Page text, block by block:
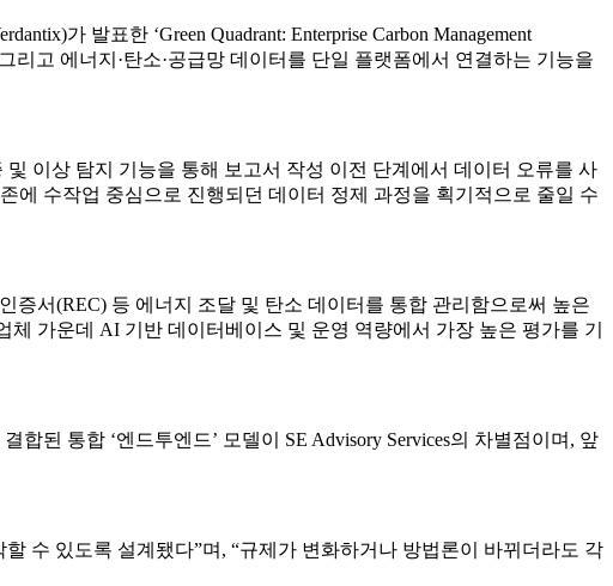
가 발표한 ‘Green Quadrant: Enterprise Carbon Management
리고 에너지·탄소·공급망 데이터를 단일 플랫폼에서 연결하는 기능을
이상 탐지 기능을 통해 보고서 작성 이전 단계에서 데이터 오류를 사
에 수작업 중심으로 진행되던 데이터 정제 과정을 획기적으로 줄일 수
증서(REC) 등 에너지 조달 및 탄소 데이터를 통합 관리함으로써 높은
가운데 AI 기반 데이터베이스 및 운영 역량에서 가장 높은 평가를 기
합된 통합 ‘엔드투엔드’ 모델이 SE Advisory Services의 차별점이며, 앞
수 있도록 설계됐다”며, “규제가 변화하거나 방법론이 바뀌더라도 각